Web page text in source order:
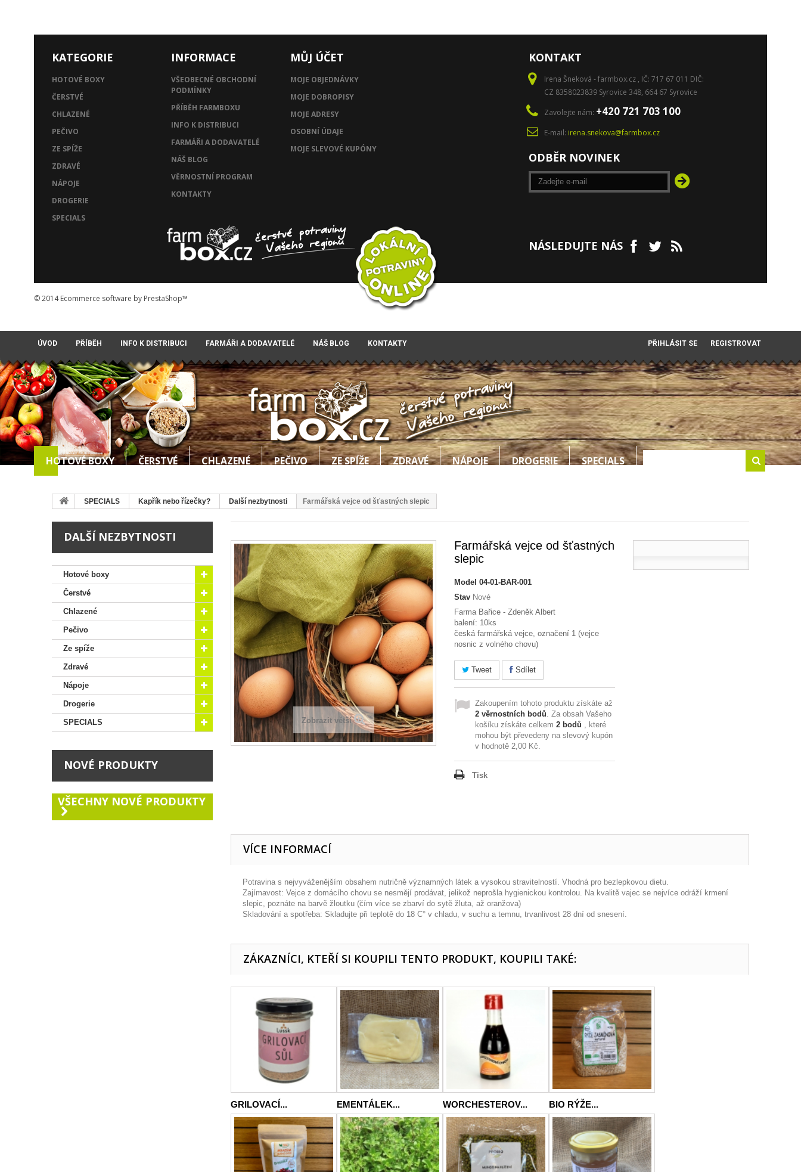
KATEGORIE
HOTOVÉ BOXY
ČERSTVÉ
CHLAZENÉ
PEČIVO
ZE SPÍŽE
ZDRAVÉ
NÁPOJE
DROGERIE
SPECIALS
INFORMACE
VŠEOBECNÉ OBCHODNÍ
PODMÍNKY
PŘÍBĚH FARMBOXU
INFO K DISTRIBUCI
FARMÁŘI A DODAVATELÉ
NÁŠ BLOG
VĚRNOSTNÍ PROGRAM
KONTAKTY
© 2014Ecommerce software by PrestaShop™
MŮJ ÚČET
MOJE OBJEDNÁVKY
MOJE DOBROPISY
MOJE ADRESY
OSOBNÍ ÚDAJE
MOJE SLEVOVÉ KUPÓNY
KONTAKT
Irena Šneková - farmbox.cz , IČ: 717 67 011 DIČ:
CZ 8358023839 Syrovice 348, 664 67 Syrovice
Zavolejte nám: +420 721 703 100
E-mail: irena.snekova@farmbox.cz
ODBĚR NOVINEK
NÁSLEDUJTE NÁS
ÚVOD PŘÍBĚH INFO K DISTRIBUCI FARMÁŘI A DODAVATELÉ NÁŠ BLOG KONTAKTY PŘIHLÁSIT SE REGISTROVAT
HOTOVÉ BOXY ČERSTVÉ CHLAZENÉ PEČIVO ZE SPÍŽE ZDRAVÉ NÁPOJE DROGERIE SPECIALS
SPECIALS Kapřík nebo řízečky? Další nezbytnosti Farmářská vejce od šťastných slepic
DALŠÍ NEZBYTNOSTI
Hotové boxy
Čerstvé
Chlazené
Pečivo
Ze spíže
Zdravé
Nápoje
Drogerie
SPECIALS
NOVÉ PRODUKTY
VŠECHNY NOVÉ PRODUKTY
Zobrazit větší
Farmářská vejce od šťastných
slepic
Model 04-01-BAR-001
Stav Nové
Farma Bařice - Zdeněk Albert
balení: 10ks
česká farmářská vejce, označení 1 (vejce
nosnic z volného chovu)
Tweet Sdílet
Zakoupením tohoto produktu získáte až
2 věrnostních bodů. Za obsah Vašeho
košíku získáte celkem 2 bodů , které
mohou být převedeny na slevový kupón
v hodnotě 2,00 Kč.
Tisk
VÍCE INFORMACÍ
Potravina s nejvyváženějším obsahem nutričně významných látek a vysokou stravitelností. Vhodná pro bezlepkovou dietu.
Zajímavost: Vejce z domácího chovu se nesmějí prodávat, jelikož neprošla hygienickou kontrolou. Na kvalitě vajec se nejvíce odráží krmení
slepic, poznáte na barvě žloutku (čím více se zbarví do sytě žluta, až oranžova)
Skladování a spotřeba: Skladujte při teplotě do 18 C° v chladu, v suchu a temnu, trvanlivost 28 dní od snesení.
ZÁKAZNÍCI, KTEŘÍ SI KOUPILI TENTO PRODUKT, KOUPILI TAKÉ:
GRILOVACÍ... EMENTÁLEK... WORCHESTEROV... BIO RÝŽE...